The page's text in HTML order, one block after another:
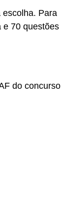
escolha. Para
e 70 questões
do concurso